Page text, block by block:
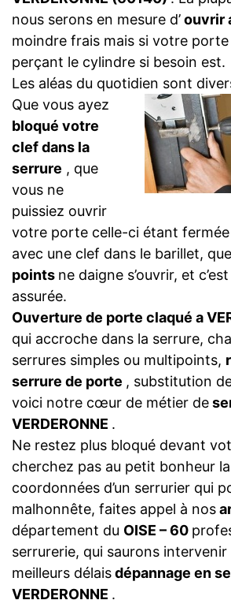
nous serons en mesure d’ouvrir
moindre frais mais si votre
perçant le cylindre si besoin est.
Les aléas du quotidien sont
Que vous ayez
bloqué votre
clef dans la
serrure , que
vous ne
puissiez ouvrir
votre porte celle-ci étant fermée
avec une clef dans le barillet,
points ne daigne s’ouvrir, et
assurée.
Ouverture de porte claqué a
qui accroche dans la serrure,
serrures simples ou multipoints,
serrure de porte , substitution
voici notre cœur de métier de
VERDERONNE .
Ne restez plus bloqué devant
cherchez pas au petit bonheur
coordonnées d’un serrurier qui
malhonnête, faites appel à nos
département du OISE – 60
serrurerie, qui saurons intervenir
meilleurs délaisdépannage en
VERDERONNE .